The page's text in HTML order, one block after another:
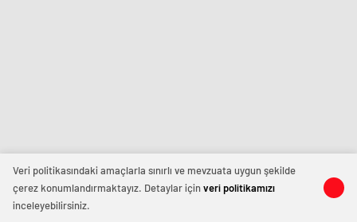
Veri politikasındaki amaçlarla sınırlı ve mevzuata uygun şekilde
çerez konumlandırmaktayız. Detaylar içinveri politikamızı
inceleyebilirsiniz.